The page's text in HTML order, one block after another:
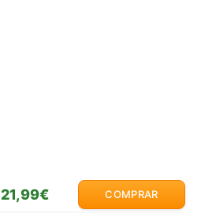
21,99€ COMPRAR